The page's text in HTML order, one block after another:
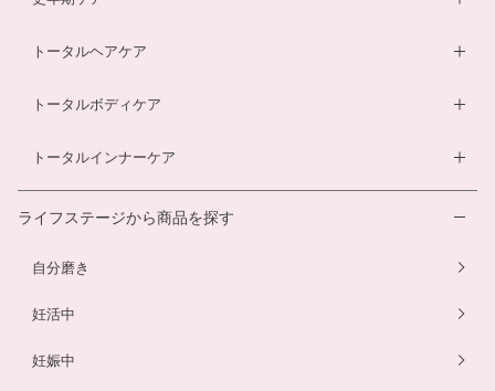
酵素ドリンク
温活シルク腹巻き
ルイボスティー
離乳食サービス
幼児食サービス
骨盤ベルト
薬用入浴剤
トータルヘアケア
ヘアローション
ヘアカラートリートメント
トータルボディケア
ダイエットサプリ
酵素ドリンク
トータルインナーケア
ライフステージから商品を探す
自分磨き
妊活中
妊娠中